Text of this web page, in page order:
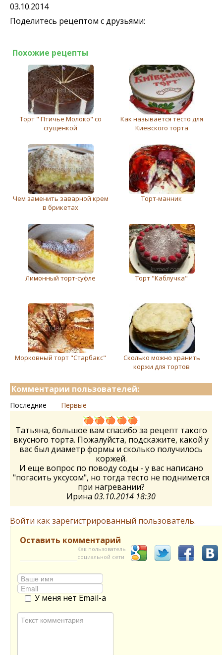
03.10.2014
Поделитесь рецептом с друзьями:
Похожие рецепты
Торт " Птичье Молоко" со
сгущенкой
Как называется тесто для
Киевского торта
Чем заменить заварной крем
в брикетах
Торт-манник
Лимонный торт-суфле Торт "Каблучка"
Морковный торт "Старбакс"
Сколько можно хранить
коржи для тортов
Комментарии пользователей:
Последние Первые
Татьяна, большое вам спасибо за рецепт такого
вкусного торта. Пожалуйста, подскажите, какой у
вас был диаметр формы и сколько получилось
коржей.
И еще вопрос по поводу соды - у вас написано
"погасить уксусом", но тогда тесто не поднимется
при нагревании?
Ирина 03.10.2014 18:30
Войти как зарегистрированный пользователь.
Оставить комментарий
Как пользователь
социальной сети
У меня нет Email-а